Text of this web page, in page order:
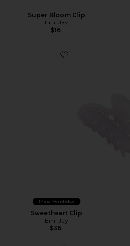
Super Bloom Clip
Emi Jay
$16
Favorite Sweetheart Clip
Mais Vendidos
Sweetheart Clip
Emi Jay
$36